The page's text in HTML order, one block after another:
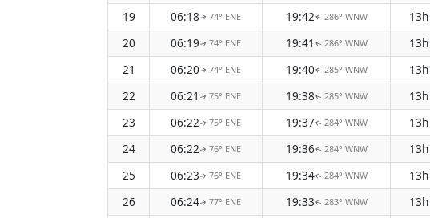
19
06:18↑ 74° ENE 19:42↑ 286° WNW
20
06:19↑ 74° ENE 19:41 ↑ 286° WNW
21
06:20↑ 74° ENE 19:40↑ 285° WNW
22
06:21 ↑ 75° ENE 19:38↑ 285° WNW
23
06:22↑ 75° ENE 19:37↑ 284° WNW
24
06:22↑ 76° ENE 19:36↑ 284° WNW
25
06:23↑ 76° ENE 19:34↑ 284° WNW
26
06:24↑ 77° ENE 19:33↑ 283° WNW